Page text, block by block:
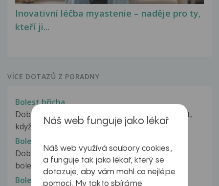
Inovativní léčba myastenie – naděje pro ty,
kteří ji...
VÍCE DOTAZŮ Z PORADNY
Bolest břicha
Dobrý den, chtěla bych se zeptat co to může být,
když mám již 2 měsíce bolesti...
Bolest břicha
Dobrý večer, před asi 4 týdny mě začaly trápit
bolesti břicha kolem pupku,...
Bolest břicha
Náš web funguje jako lékař
Náš web využívá soubory cookies,
a funguje tak jako lékař, který se
dotazuje, aby vám mohl co nejlépe
pomoci. My takto sbíráme